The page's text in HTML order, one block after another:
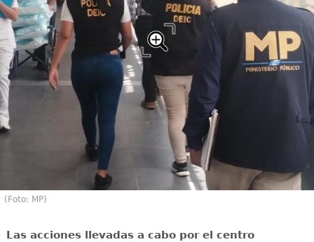
(Foto: MP)
Las acciones llevadas a cabo por el centro